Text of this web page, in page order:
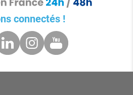
connectés !